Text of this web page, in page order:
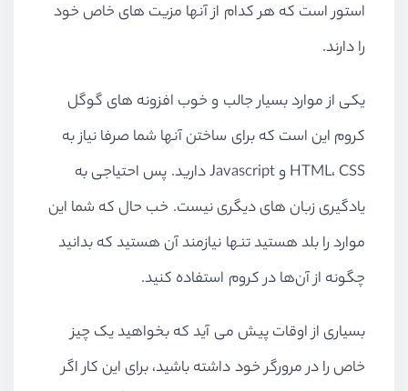
استور است که هر کدام از آنها مزیت های خاص خود
را دارند.
یکی از موارد بسیار جالب و خوب افزونه های گوگل
کروم این است که برای ساختن آنها شما صرفا نیاز به
HTML، CSS و Javascript دارید. پس احتیاجی به
یادگیری زبان های دیگری نیست. خب حال که شما این
موارد را بلد هستید تنها نیازمند آن هستید که بدانید
چگونه از آن‌ها در کروم استفاده کنید.
بسیاری از اوقات پیش می آید که بخواهید یک چیز
خاص را در مرورگر خود داشته باشید، برای این کار اگر